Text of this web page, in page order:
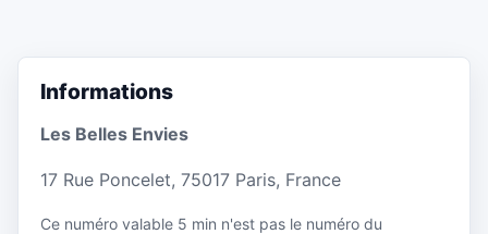
Informations
Les Belles Envies
17 Rue Poncelet, 75017 Paris, France
Ce numéro valable 5 min n'est pas le numéro du